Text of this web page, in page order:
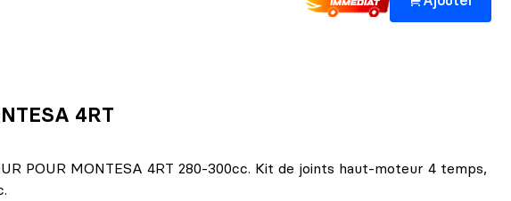
4RT
POUR MONTESA 4RT 280-300cc. Kit de joints haut-moteur 4 temps,